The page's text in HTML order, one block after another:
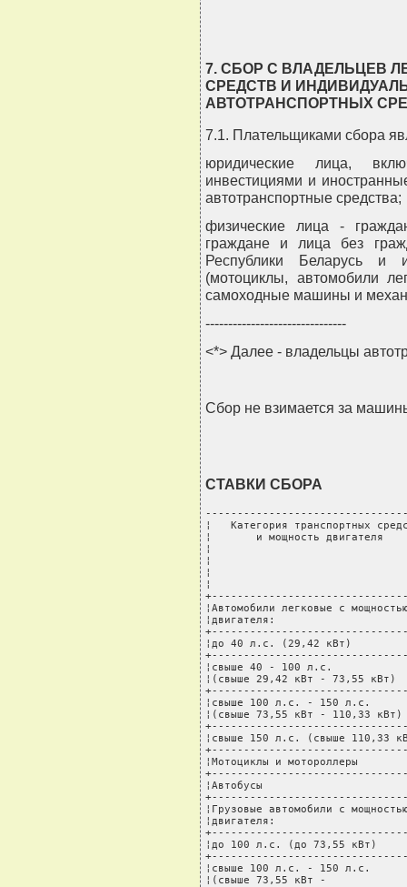
7. СБОР С ВЛАДЕЛЬЦЕВ
СРЕДСТВ И
АВТОТРАНСПОРТНЫХ
7.1. Плательщиками сбора
юридические лица,
инвестициями и
автотранспортные средства;
физические лица -
граждане и лица без
Республики Беларусь и
(мотоциклы, автомобили
самоходные машины и
-------------------------------
<*> Далее - владельцы
Сбор не взимается за
СТАВКИ СБОРА
¦   Категория транспортных
¦       и мощность двигателя
¦
¦
¦
¦
¦Автомобили легковые с
¦двигателя:
¦до 40 л.с. (29,42 кВт)
¦свыше 40 - 100 л.с.
¦(свыше 29,42 кВт - 73,55
¦свыше 100 л.с. - 150
¦(свыше 73,55 кВт -
¦свыше 150 л.с. (свыше
¦Мотоциклы и
¦Автобусы
¦Грузовые автомобили с
¦двигателя:
¦до 100 л.с. (до 73,55
¦свыше 100 л.с. - 150
¦(свыше 73,55 кВт -